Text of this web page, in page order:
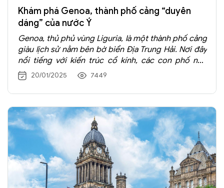
Khám phá Genoa, thành phố cảng “duyên
dáng” của nước Ý
Genoa, thủ phủ vùng Liguria, là một thành phố cảng
giàu lịch sử nằm bên bờ biển Địa Trung Hải. Nơi đây
nổi tiếng với kiến trúc cổ kính, các con phố nhỏ
xinh đẹp và nền văn hóa phong phú, là điểm đến lý
tưởng cho những ai yêu thích sự giao thoa giữa
truyền thống và hiện đại
20/01/2025 7449